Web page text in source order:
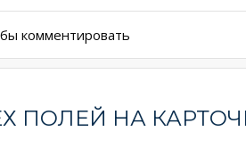
комментировать
ПОЛЕЙ НА